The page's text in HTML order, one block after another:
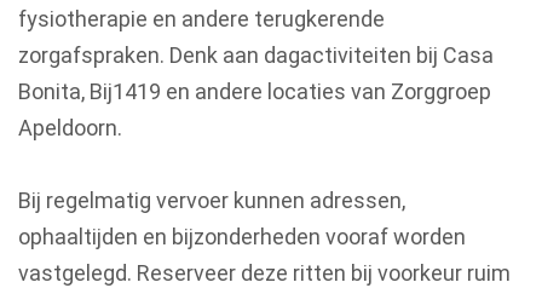
fysiotherapie en andere terugkerende
zorgafspraken. Denk aan dagactiviteiten bij Casa
Bonita, Bij1419 en andere locaties van Zorggroep
Apeldoorn.
Bij regelmatig vervoer kunnen adressen,
ophaaltijden en bijzonderheden vooraf worden
vastgelegd. Reserveer deze ritten bij voorkeur ruim